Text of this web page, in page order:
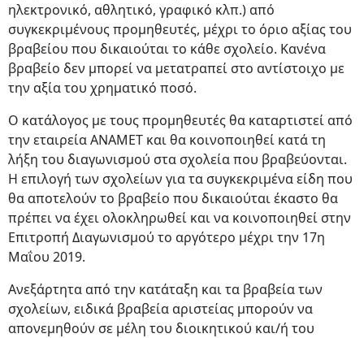
ηλεκτρονικό, αθλητικό, γραφικό κλπ.) από
συγκεκριμένους προμηθευτές, μέχρι το όριο αξίας του
βραβείου που δικαιούται το κάθε σχολείο. Κανένα
βραβείο δεν μπορεί να μετατραπεί στο αντίστοιχο με
την αξία του χρηματικό ποσό.
Ο κατάλογος με τους προμηθευτές θα καταρτιστεί από
την εταιρεία ΑΝΑΜΕΤ και θα κοινοποιηθεί κατά τη
λήξη του διαγωνισμού στα σχολεία που βραβεύονται.
Η επιλογή των σχολείων για τα συγκεκριμένα είδη που
θα αποτελούν το βραβείο που δικαιούται έκαστο θα
πρέπει να έχει ολοκληρωθεί και να κοινοποιηθεί στην
Επιτροπή Διαγωνισμού το αργότερο μέχρι την 17η
Μαΐου 2019.
Ανεξάρτητα από την κατάταξη και τα βραβεία των
σχολείων, ειδικά βραβεία αριστείας μπορούν να
απονεμηθούν σε μέλη του διοικητικού και/ή του